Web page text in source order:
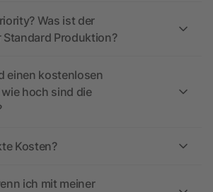
Was ist der
Produktion?
einen kostenlosen
hoch sind die
Kosten?
ich mit meiner